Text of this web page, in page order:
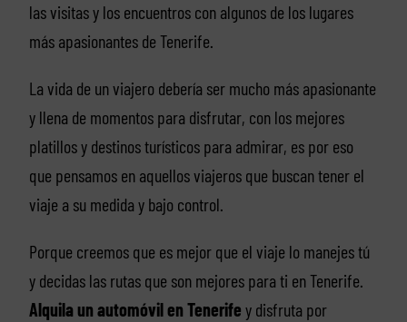
las visitas y los encuentros con algunos de los lugares
más apasionantes de Tenerife.
La vida de un viajero debería ser mucho más apasionante
y llena de momentos para disfrutar, con los mejores
platillos y destinos turísticos para admirar, es por eso
que pensamos en aquellos viajeros que buscan tener el
viaje a su medida y bajo control.
Porque creemos que es mejor que el viaje lo manejes tú
y decidas las rutas que son mejores para ti en Tenerife.
Alquila un automóvil en Tenerife y disfruta por